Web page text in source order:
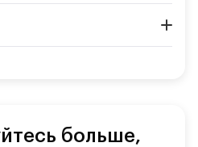
больше,